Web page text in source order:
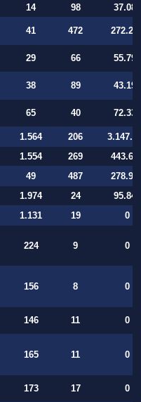
14 98
37.084
41 472
29 66
55.794
38 89
43.197
65 40 72.332
1.564 206
1.554 269
49 487
1.974 24
95.847
1.131 19 0
224 9 0
156 8 0
146 11 0
165 11 0
173 17
0